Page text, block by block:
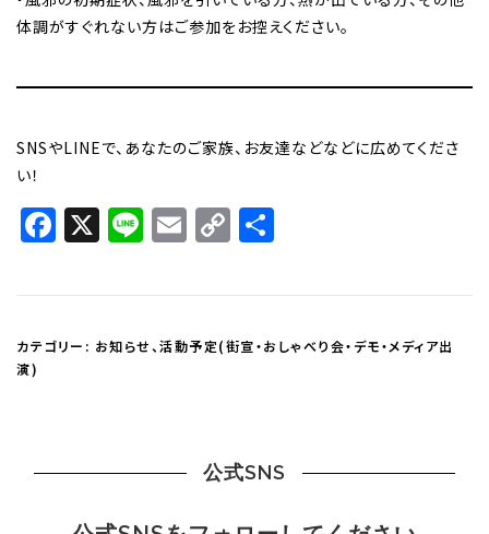
体調がすぐれない方はご参加をお控えください。
SNSやLINEで、あなたのご家族、お友達などなどに広めてくださ
い！
Facebook
X LineEmail
Copy
カテゴリー: お知らせ、活動予定(街宣・おしゃべり会・デモ・メディア出
演)
公式SNS